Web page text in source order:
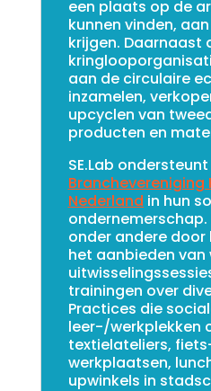
een plaats op de
kunnen vinden,
krijgen. Daarnaast
aan de circulaire
inzamelen,
upcyclen van
producten en
SE.Lab
Branchevereniging
Nederland in hun
ondernemerschap.
onder andere door
het aanbieden van
uitwisselings
trainingen over
Practices die
leer-/werkplekken
textielateliers,
werkplaatsen,
upwinkels in